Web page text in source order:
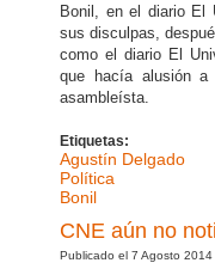
Bonil, en el diario El
sus disculpas,
como el diario El
que hacía alusión a
asambleísta.
Etiquetas:
Agustín Delgado
Política
Bonil
CNE aún no
Publicado el 7 Agosto